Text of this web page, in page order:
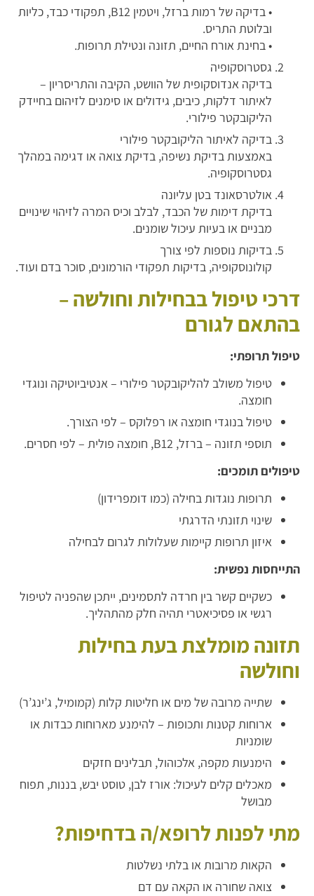
• בדיקה של רמות ברזל, ויטמין B12, תפקודי כבד, כליות
ובלוטת התריס.
• בחינת אורח החיים, תזונה ונטילת תרופות.
גסטרוסקופיה
בדיקה אנדוסקופית של הוושט, הקיבה והתריסריון –
לאיתור דלקות, כיבים, גידולים או סימנים לזיהום בחיידק
הליקובקטר פילורי.
בדיקה לאיתור הליקובקטר פילורי
באמצעות בדיקת נשיפה, בדיקת צואה או דגימה במהלך
גסטרוסקופיה.
אולטרסאונד בטן עליונה
בדיקת דימות של הכבד, לבלב וכיס המרה לזיהוי שינויים
מבניים או בעיות עיכול שומנים.
בדיקות נוספות לפי צורך
קולונוסקופיה, בדיקות תפקודי הורמונים, סוכר בדם ועוד.
דרכי טיפול בבחילות וחולשה –
בהתאם לגורם
טיפול תרופתי:
טיפול משולב להליקובקטר פילורי – אנטיביוטיקה ונוגדי
חומצה.
טיפול בנוגדי חומצה או רפלוקס – לפי הצורך.
תוספי תזונה – ברזל, B12, חומצה פולית – לפי חסרים.
טיפולים תומכים:
תרופות נוגדות בחילה (כמו דומפרידון)
שינוי תזונתי הדרגתי
איזון תרופות קיימות שעלולות לגרום לבחילה
התייחסות נפשית:
כשקיים קשר בין חרדה לתסמינים, ייתכן שהפניה לטיפול
רגשי או פסיכיאטרי תהיה חלק מהתהליך.
תזונה מומלצת בעת בחילות
וחולשה
שתייה מרובה של מים או חליטות קלות (קמומיל, ג’ינג’ר)
ארוחות קטנות ותכופות – להימנע מארוחות כבדות או
שומניות
הימנעות מקפה, אלכוהול, תבלינים חזקים
מאכלים קלים לעיכול: אורז לבן, טוסט יבש, בננות, תפוח
מבושל
מתי לפנות לרופא/ה בדחיפות?
הקאות מרובות או בלתי נשלטות
צואה שחורה או הקאה עם דם